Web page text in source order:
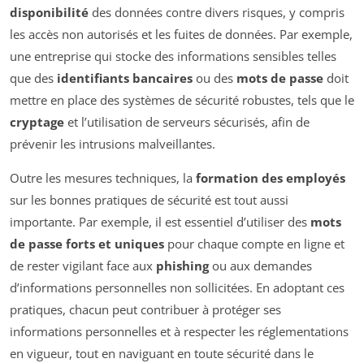
disponibilité des données contre divers risques, y compris
les accès non autorisés et les fuites de données. Par exemple,
une entreprise qui stocke des informations sensibles telles
que des identifiants bancaires ou des mots de passe doit
mettre en place des systèmes de sécurité robustes, tels que le
cryptage et l’utilisation de serveurs sécurisés, afin de
prévenir les intrusions malveillantes.
Outre les mesures techniques, la formation des employés
sur les bonnes pratiques de sécurité est tout aussi
importante. Par exemple, il est essentiel d’utiliser des mots
de passe forts et uniques pour chaque compte en ligne et
de rester vigilant face aux phishingou aux demandes
d’informations personnelles non sollicitées. En adoptant ces
pratiques, chacun peut contribuer à protéger ses
informations personnelles et à respecter les réglementations
en vigueur, tout en naviguant en toute sécurité dans le